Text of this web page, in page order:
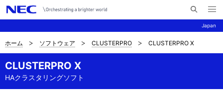
Japan
イ
メ
ニ
ュ
ナ
ビ
ゲ
サ
イ
ト
ホーム ソフトウェア CLUSTERPRO CLUSTERPRO X
CLUSTERPRO X
HAクラスタリングソフト